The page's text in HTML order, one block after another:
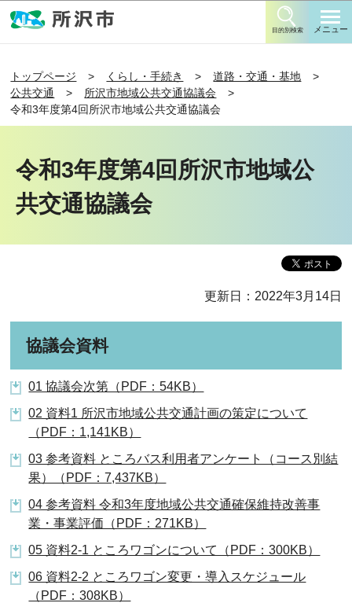
目的別検索 メニュー
トップページ くらし・手続き
道路・交通・基地
公共交通
所沢市地域公共交通協議会
令和3年度第4回所沢市地域公共交通協議会
令和3年度第4回所沢市地域公
共交通協議会
更新日：2022年3月14日
協議会資料
01 協議会次第（PDF：54KB）
02 資料1 所沢市地域公共交通計画の策定について
（PDF：1,141KB）
03 参考資料 ところバス利用者アンケート（コース別結
果）（PDF：7,437KB）
04 参考資料 令和3年度地域公共交通確保維持改善事
業・事業評価（PDF：271KB）
05 資料2-1 ところワゴンについて（PDF：300KB）
06 資料2-2 ところワゴン変更・導入スケジュール
（PDF：308KB）